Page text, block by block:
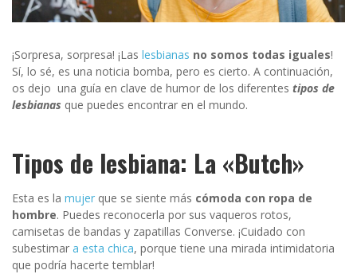
¡Sorpresa, sorpresa! ¡Las lesbianas no somos todas iguales!
Sí, lo sé, es una noticia bomba, pero es cierto. A continuación,
os dejo una guía en clave de humor de los diferentes tipos de
lesbianas que puedes encontrar en el mundo.
Tipos de lesbiana: La «Butch»
Esta es la mujer que se siente más cómoda con ropa de
hombre. Puedes reconocerla por sus vaqueros rotos,
camisetas de bandas y zapatillas Converse. ¡Cuidado con
subestimar a esta chica, porque tiene una mirada intimidatoria
que podría hacerte temblar!